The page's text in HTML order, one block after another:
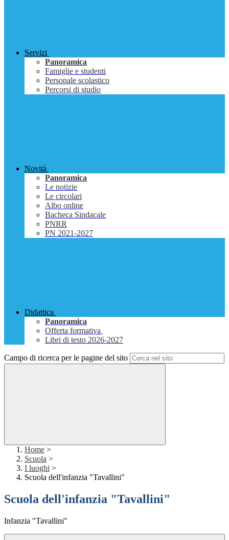
Servizi
Panoramica
Famiglie e studenti
Personale scolastico
Percorsi di studio
Novità
Panoramica
Le notizie
Le circolari
Albo online
Bacheca Sindacale
PNRR
PN 2021-2027
Didattica
Panoramica
Offerta formativa
Libri di testo 2026-2027
Campo di ricerca per le pagine del sito
Home >
Scuola >
I luoghi >
Scuola dell'infanzia "Tavallini"
Scuola dell'infanzia "Tavallini"
Infanzia "Tavallini"